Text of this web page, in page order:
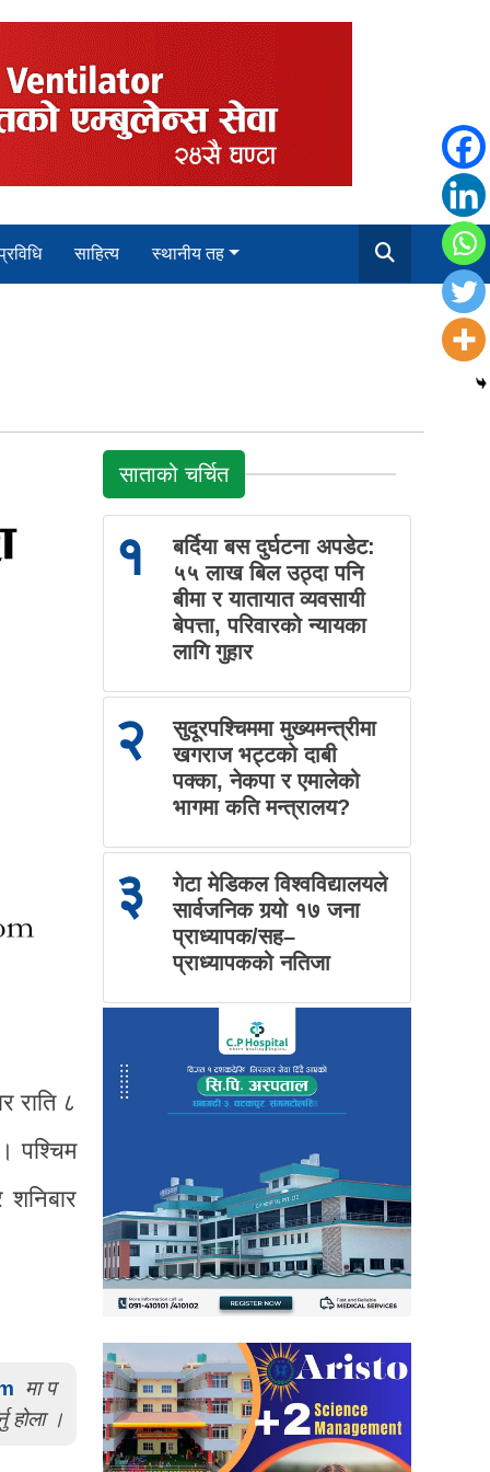
साहित्य स्थानीय तह
राति ८
पश्चिम
मा प
होला ।
साताको चर्चित
१
बर्दिया बस दुर्घटना अपडेट:
५५ लाख बिल उठ्दा पनि
बीमा र यातायात व्यवसायी
बेपत्ता, परिवारको न्यायका
लागि गुहार
२
सुदूरपश्चिममा मुख्यमन्त्रीमा
खगराज भट्टको दाबी
पक्का, नेकपा र एमालेको
भागमा कति मन्त्रालय?
३
गेटा मेडिकल विश्वविद्यालयले
सार्वजनिक गर्‍यो १७ जना
प्राध्यापक/सह–
प्राध्यापकको नतिजा